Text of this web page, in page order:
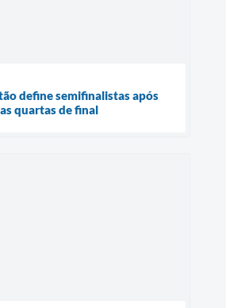
define semifinalistas após
quartas de final